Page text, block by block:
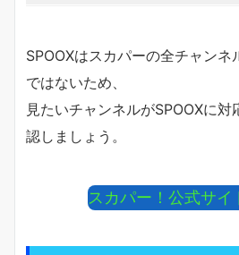
SPOOXはスカパーの全チャンネ
ではないため、
見たいチャンネルがSPOOXに
認しましょう。
スカパー！公式サイ